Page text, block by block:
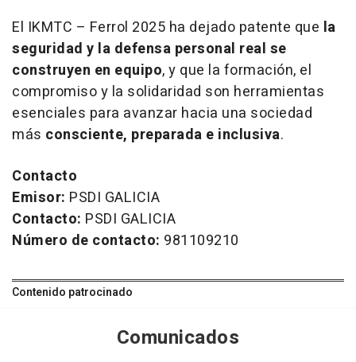
El IKMTC – Ferrol 2025 ha dejado patente que la
seguridad y la defensa personal real se
construyen en equipo, y que la formación, el
compromiso y la solidaridad son herramientas
esenciales para avanzar hacia una sociedad
más consciente, preparada e inclusiva.
Contacto
Emisor: PSDI GALICIA
Contacto: PSDI GALICIA
Número de contacto: 981109210
Contenido patrocinado
Comunicados